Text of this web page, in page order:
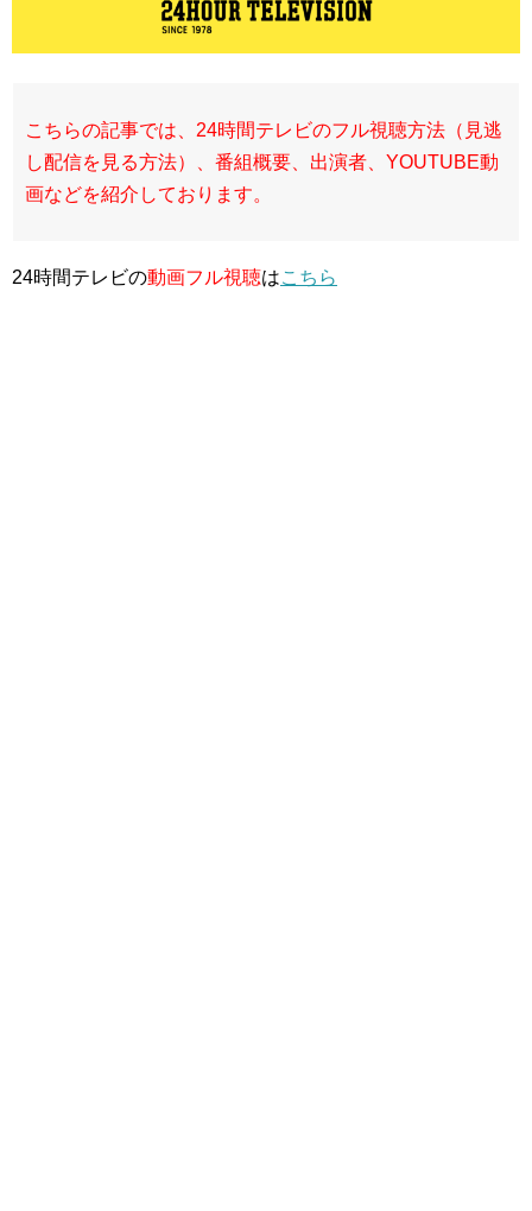
こちらの記事では、24時間テレビのフル視聴方法（見逃
し配信を見る方法）、番組概要、出演者、YOUTUBE動
画などを紹介しております。
24時間テレビの動画フル視聴はこちら